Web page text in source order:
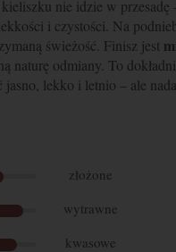
kieliszku nie idzie w przesadę
i czystości. Na
świeżość. Finisz jest
naturę odmiany. To
lekko i letnio – ale
złożone
wytrawne
kwasowe